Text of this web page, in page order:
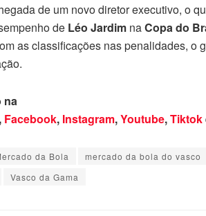
de um novo diretor executivo, o
de Léo Jardim naCopa do
as classificações nas penalidades, o
na
Facebook, Instagram,Youtube,Tiktok
da Bola mercado da bola do vasco
Vasco da Gama